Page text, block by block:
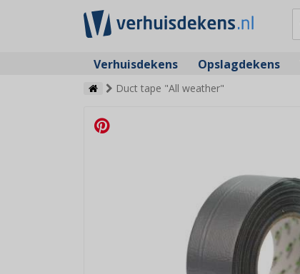
Verhuisdekens Opslagdekens
Duct tape "All weather"